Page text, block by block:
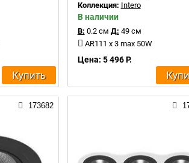
Купить
Коллекция: Intero
В наличии
В: 0.2 см Д: 49 см
AR111 x 3 max 50W
Цена: 5 496 Р.
173682